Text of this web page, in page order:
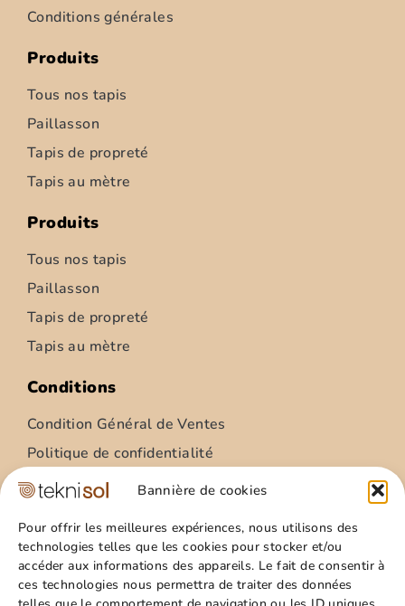
Bannière de cookies
Pour offrir les meilleures expériences, nous utilisons des
technologies telles que les cookies pour stocker et/ou
accéder aux informations des appareils. Le fait de consentir à
ces technologies nous permettra de traiter des données
Conditions générales
Produits
Tous nos tapis
Paillasson
Tapis de propreté
Tapis au mètre
Produits
Tous nos tapis
Paillasson
Tapis de propreté
Tapis au mètre
Conditions
Condition Général de Ventes
Politique de confidentialité
Condition Général Utilisation
Site
Qui sommes nous ?